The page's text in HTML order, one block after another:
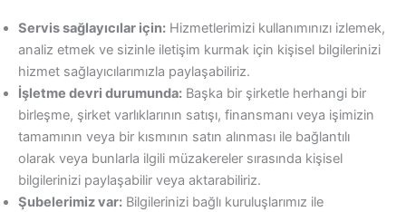
Servis sağlayıcılar için: Hizmetlerimizi kullanımınızı izlemek,
analiz etmek ve sizinle iletişim kurmak için kişisel bilgilerinizi
hizmet sağlayıcılarımızla paylaşabiliriz.
İşletme devri durumunda: Başka bir şirketle herhangi bir
birleşme, şirket varlıklarının satışı, finansmanı veya işimizin
tamamının veya bir kısmının satın alınması ile bağlantılı
olarak veya bunlarla ilgili müzakereler sırasında kişisel
bilgilerinizi paylaşabilir veya aktarabiliriz.
Şubelerimiz var: Bilgilerinizi bağlı kuruluşlarımız ile